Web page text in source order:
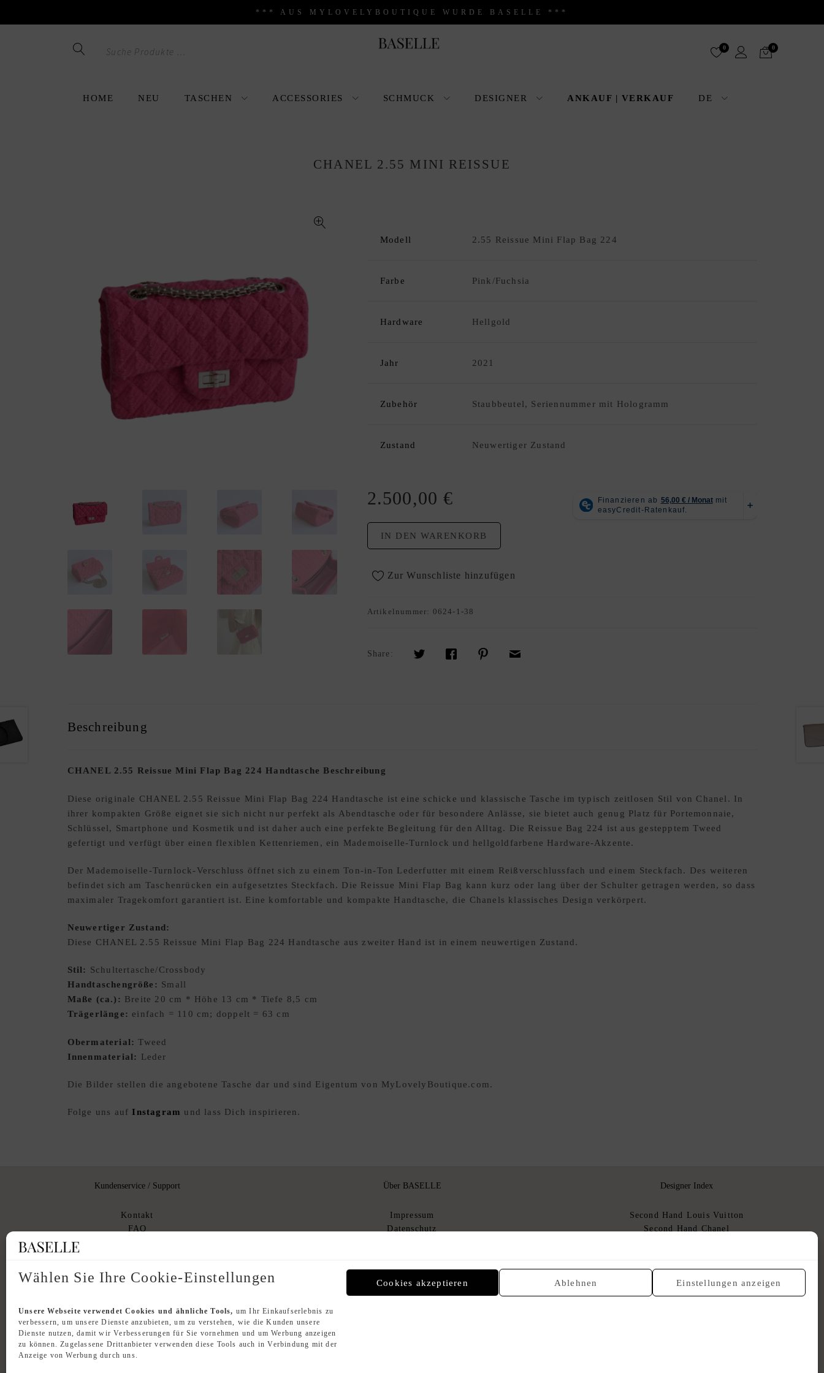
Wählen Sie Ihre Cookie-Einstellungen
Unsere Webseite verwendet Cookies und ähnliche Tools, um Ihr Einkaufserlebnis zu
verbessern, um unsere Dienste anzubieten, um zu verstehen, wie die Kunden unsere
Dienste nutzen, damit wir Verbesserungen für Sie vornehmen und um Werbung anzeigen
zu können. Zugelassene Drittanbieter verwenden diese Tools auch in Verbindung mit der
Anzeige von Werbung durch uns.
Cookies akzeptieren Ablehnen Einstellungen anzeigen
*** AUS MYLOVELYBOUTIQUE WURDE BASELLE ***
0 0
Skip
Skip
HOME NEU TASCHEN ACCESSORIES SCHMUCK DESIGNER ANKAUF | VERKAUF DE
CHANEL 2.55 MINI REISSUE
Modell 2.55 Reissue Mini Flap Bag 224
Farbe Pink/Fuchsia
Hardware Hellgold
Jahr 2021
Zubehör Staubbeutel, Seriennummer mit Hologramm
Zustand Neuwertiger Zustand
2.500,00€
IN DEN WARENKORB
Zur Wunschliste hinzufügen
Artikelnummer: 0624-1-38
Share:
Beschreibung
CHANEL 2.55 Reissue Mini Flap Bag 224 Handtasche Beschreibung
Diese originale CHANEL 2.55 Reissue Mini Flap Bag 224 Handtasche ist eine schicke und klassische Tasche im typisch zeitlosen Stil von Chanel. In
ihrer kompakten Größe eignet sie sich nicht nur perfekt als Abendtasche oder für besondere Anlässe, sie bietet auch genug Platz für Portemonnaie,
Schlüssel, Smartphone und Kosmetik und ist daher auch eine perfekte Begleitung für den Alltag. Die Reissue Bag 224 ist aus gestepptem Tweed
gefertigt und verfügt über einen flexiblen Kettenriemen, ein Mademoiselle-Turnlock und hellgoldfarbene Hardware-Akzente.
Der Mademoiselle-Turnlock-Verschluss öffnet sich zu einem Ton-in-Ton Lederfutter mit einem Reißverschlussfach und einem Steckfach. Des weiteren
befindet sich am Taschenrücken ein aufgesetztes Steckfach. Die Reissue Mini Flap Bag kann kurz oder lang über der Schulter getragen werden, so dass
maximaler Tragekomfort garantiert ist. Eine komfortable und kompakte Handtasche, die Chanels klassisches Design verkörpert.
Neuwertiger Zustand:
Diese CHANEL 2.55 Reissue Mini Flap Bag 224 Handtasche aus zweiter Hand ist in einem neuwertigen Zustand.
Stil: Schultertasche/Crossbody
Handtaschengröße: Small
Maße (ca.): Breite 20 cm * Höhe 13 cm * Tiefe 8,5 cm
Trägerlänge: einfach = 110 cm; doppelt = 63 cm
Obermaterial: Tweed
Innenmaterial: Leder
Die Bilder stellen die angebotene Tasche dar und sind Eigentum von MyLovelyBoutique.com.
Folge uns auf Instagram und lass Dich inspirieren.
Kundenservice / Support
Kontakt
FAQ
Über BASELLE
Impressum
Datenschutz
AGB Kommissionsverkauf
Designer Index
Second Hand Louis Vuitton
Second Hand Chanel
Gebrauchte Luxushandtaschen